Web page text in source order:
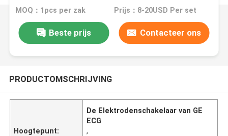
de Klemadapters van het Kleurenlidmaat 4 PCs per
MOQ：1pcs per zak Prijs：8-20USD Per set
Beste prijs Contacteer ons
PRODUCTOMSCHRIJVING
Hoogtepunt:
De Elektrodenschakelaar van GE
ECG
,